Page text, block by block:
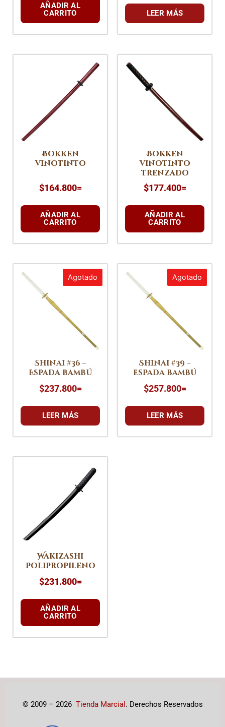
AÑADIR AL
CARRITO
LEER MÁS
Bokken
vinotinto
$164.800=
AÑADIR AL
CARRITO
Bokken
vinotinto
trenzado
$177.400=
AÑADIR AL
CARRITO
Agotado
Shinai #36 –
Espada bambú
$237.800=
LEER MÁS
Agotado
Shinai #39 –
Espada bambú
$257.800=
LEER MÁS
Wakizashi
polipropileno
$231.800=
AÑADIR AL
CARRITO
© 2009 – 2026 Tienda Marcial . Derechos Reservados